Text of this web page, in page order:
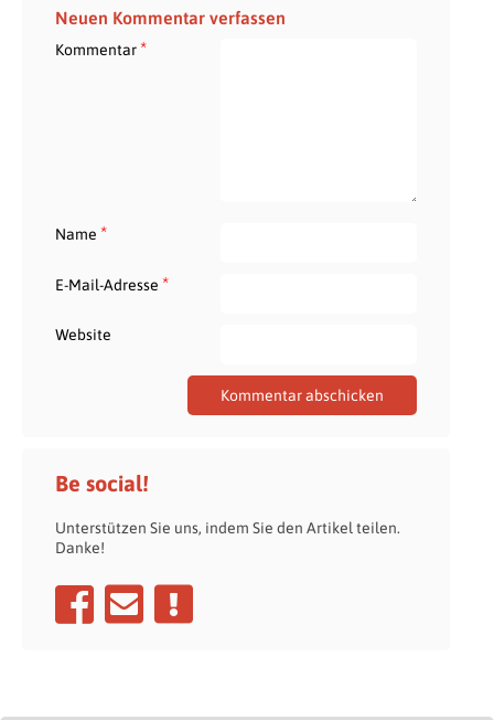
Neuen Kommentar verfassen
Kommentar*
Name *
E-Mail-Adresse *
Website
Be social!
Unterstützen Sie uns, indem Sie den Artikel teilen.
Danke!